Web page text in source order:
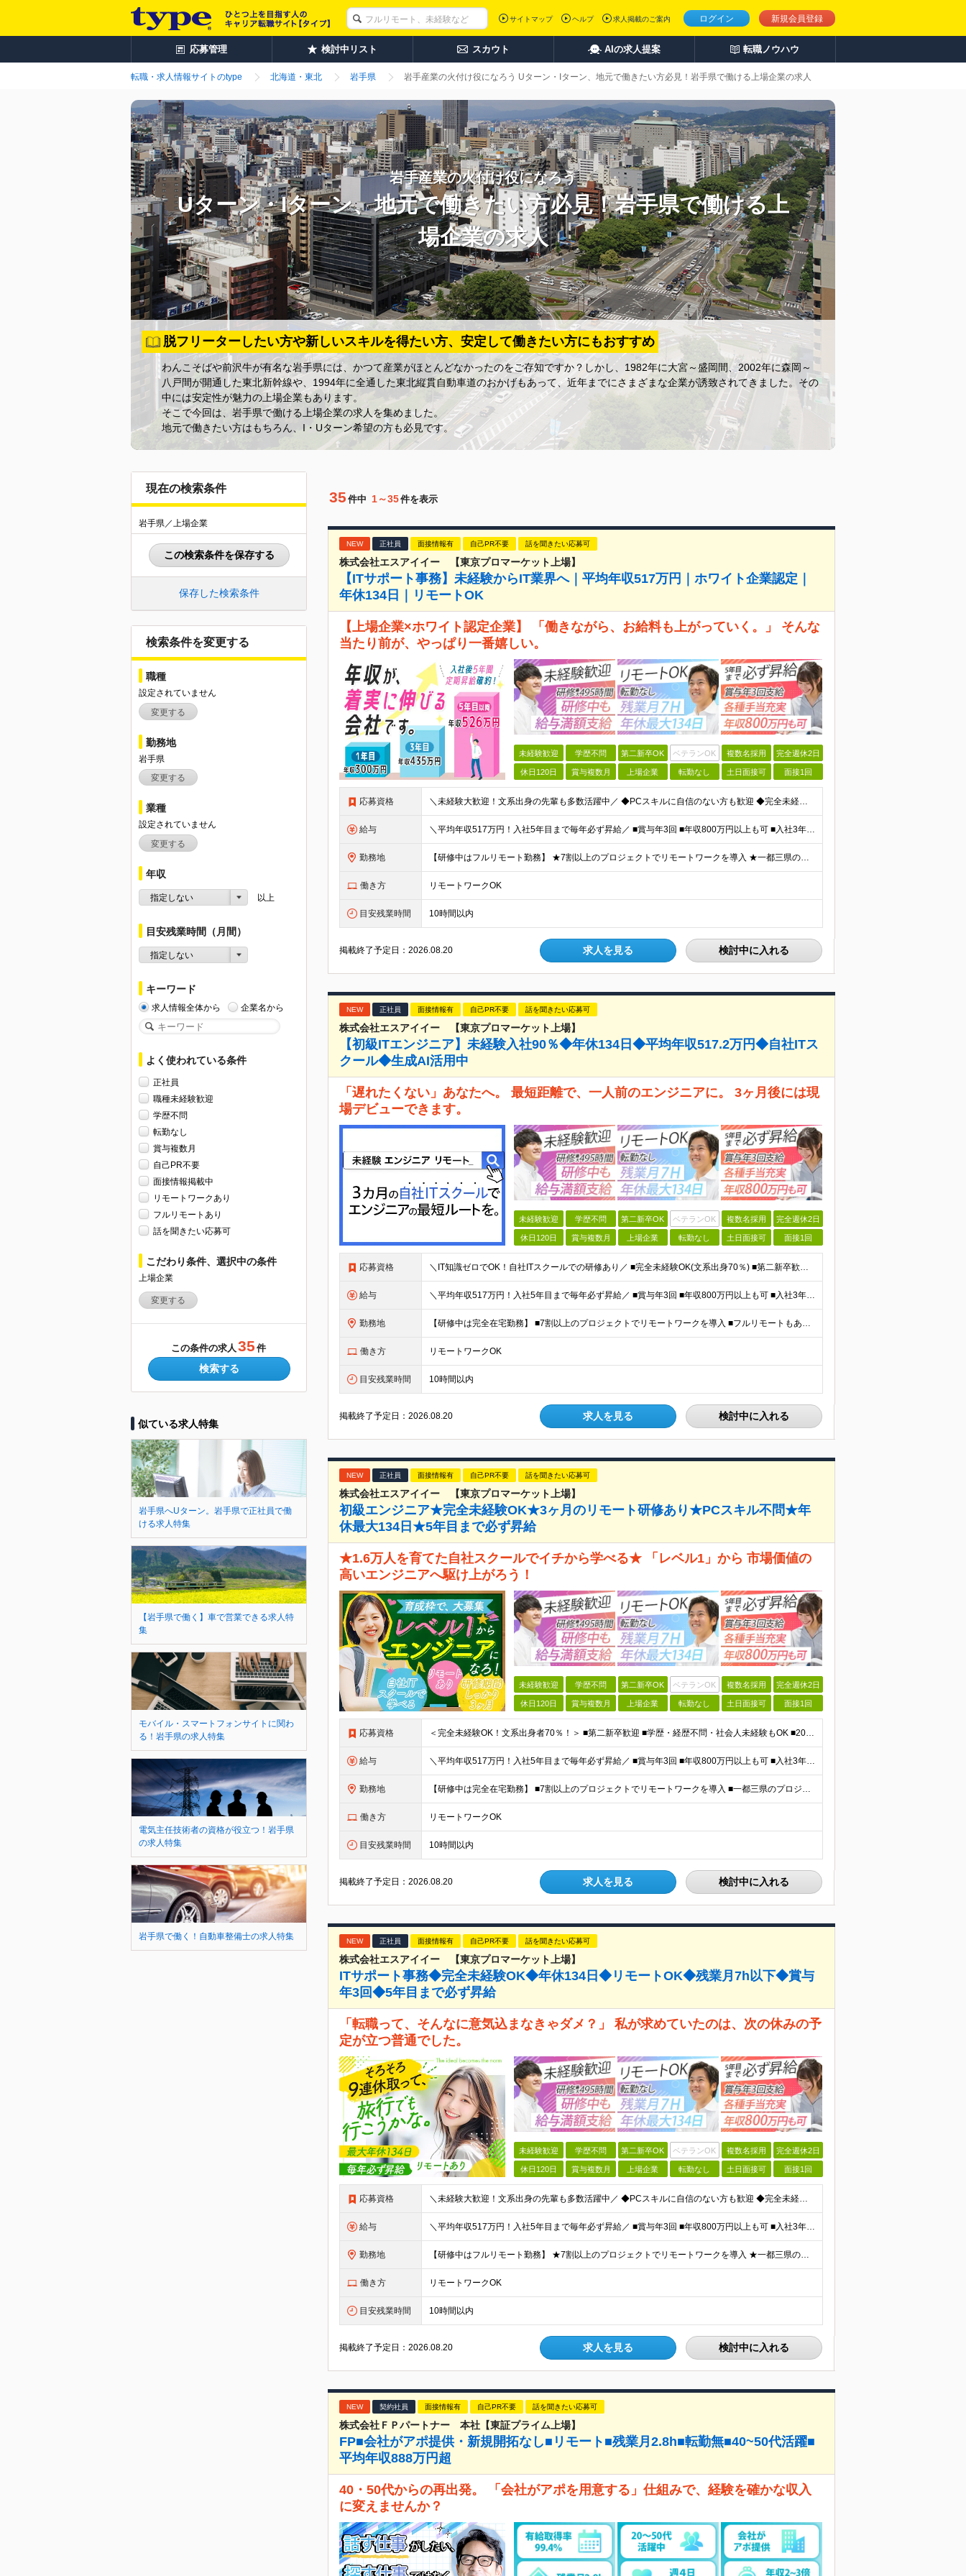
ログイン 新規会員登録
サイトマップ ヘルプ 求人掲載のご案内
応募管理 検討中リスト スカウト AIの求人提案 転職ノウハウ
転職・求人情報サイトのtype 北海道・東北 岩手県 岩手産業の火付け役になろう Uターン・Iターン、地元で働きたい方必見！岩手県で働ける上場企業の求人
岩手産業の火付け役になろう
Uターン・Iターン、地元で働きたい方必見！岩手県で働ける上
場企業の求人
脱フリーターしたい方や新しいスキルを得たい方、安定して働きたい方にもおすすめ
わんこそばや前沢牛が有名な岩手県には、かつて産業がほとんどなかったのをご存知ですか？しかし、1982年に大宮～盛岡間、2002年に森岡～
八戸間が開通した東北新幹線や、1994年に全通した東北縦貫自動車道のおかげもあって、近年までにさまざまな企業が誘致されてきました。その
中には安定性が魅力の上場企業もあります。
そこで今回は、岩手県で働ける上場企業の求人を集めました。
地元で働きたい方はもちろん、I・Uターン希望の方も必見です。
現在の検索条件
岩手県／上場企業
この検索条件を保存する
保存した検索条件
検索条件を変更する
職種
設定されていません
変更する
勤務地
岩手県
変更する
業種
設定されていません
変更する
年収
指定しない 以上
目安残業時間（月間）
指定しない
キーワード
求人情報全体から 企業名から
よく使われている条件
正社員
職種未経験歓迎
学歴不問
転勤なし
賞与複数月
自己PR不要
面接情報掲載中
リモートワークあり
フルリモートあり
話を聞きたい応募可
こだわり条件、選択中の条件
上場企業
変更する
この条件の求人 35 件
検索する
似ている求人特集
岩手県へUターン。岩手県で正社員で働
ける求人特集
【岩手県で働く】車で営業できる求人特
集
モバイル・スマートフォンサイトに関わ
る！岩手県の求人特集
電気主任技術者の資格が役立つ！岩手県
の求人特集
岩手県で働く！自動車整備士の求人特集
35 件中 1～35件を表示
NEW 正社員 面接情報有 自己PR不要 話を聞きたい応募可
株式会社エスアイイー 【東京プロマーケット上場】
【ITサポート事務】未経験からIT業界へ｜平均年収517万円｜ホワイト企業認定｜
年休134日｜リモートOK
【上場企業×ホワイト認定企業】 「働きながら、お給料も上がっていく。」 そんな
当たり前が、やっぱり一番嬉しい。
未経験歓迎 学歴不問 第二新卒OK ベテランOK 複数名採用 完全週休2日
休日120日 賞与複数月 上場企業 転勤なし 土日面接可 面接1回
応募資格 ＼未経験大歓迎！文系出身の先輩も多数活躍中／ ◆PCスキルに自信のない方も歓迎 ◆完全未経験OK ◆社会人デビューもOK ◆学歴不問 「働きながら少しずつ専門スキルを身につけたい」という意欲重視の採
給与 ＼平均年収517万円！入社5年目まで毎年必ず昇給／ ■賞与年3回 ■年収800万円以上も可 ■入社3年以上の平均年収469.2万円 月給23万2000円以上＋賞与年3回＋各種手当 ☆入社5年目まで最
勤務地 【研修中はフルリモート勤務】 ★7割以上のプロジェクトでリモートワークを導入 ★一都三県のプロジェクト先 ★転居を伴う転勤なし ＜プロジェクト先＞ 東京・神奈川・千葉・埼玉でのプロジェクト先にて勤務
働き方 リモートワークOK
目安残業時間 10時間以内
掲載終了予定日：2026.08.20 求人を見る 検討中に入れる
NEW 正社員 面接情報有 自己PR不要 話を聞きたい応募可
株式会社エスアイイー 【東京プロマーケット上場】
【初級ITエンジニア】未経験入社90％◆年休134日◆平均年収517.2万円◆自社ITス
クール◆生成AI活用中
「遅れたくない」あなたへ。 最短距離で、一人前のエンジニアに。 3ヶ月後には現
場デビューできます。
未経験歓迎 学歴不問 第二新卒OK ベテランOK 複数名採用 完全週休2日
休日120日 賞与複数月 上場企業 転勤なし 土日面接可 面接1回
応募資格 ＼IT知識ゼロでOK！自社ITスクールでの研修あり／ ■完全未経験OK(文系出身70％) ■第二新卒歓迎 ■学歴不問 └社会人未経験の方も歓迎します！ 5名以上の採用を予定しているので、同期と入社も
給与 ＼平均年収517万円！入社5年目まで毎年必ず昇給／ ■賞与年3回 ■年収800万円以上も可 ■入社3年以上の平均年収469.2万円 月給23万2000円以上＋賞与年3回＋各種手当 ☆入社5年目まで最
勤務地 【研修中は完全在宅勤務】 ■7割以上のプロジェクトでリモートワークを導入 ■フルリモートもあり ■一都三県のプロジェクト先 ■転居を伴う転勤なし ＜プロジェクト先＞ 東京・神奈川・千葉・埼玉でのプロ
働き方 リモートワークOK
目安残業時間 10時間以内
掲載終了予定日：2026.08.20 求人を見る 検討中に入れる
NEW 正社員 面接情報有 自己PR不要 話を聞きたい応募可
株式会社エスアイイー 【東京プロマーケット上場】
初級エンジニア★完全未経験OK★3ヶ月のリモート研修あり★PCスキル不問★年
休最大134日★5年目まで必ず昇給
★1.6万人を育てた自社スクールでイチから学べる★ 「レベル1」から 市場価値の
高いエンジニアへ駆け上がろう！
未経験歓迎 学歴不問 第二新卒OK ベテランOK 複数名採用 完全週休2日
休日120日 賞与複数月 上場企業 転勤なし 土日面接可 面接1回
応募資格 ＜完全未経験OK！文系出身者70％！＞ ■第二新卒歓迎 ■学歴・経歴不問・社会人未経験もOK ■20代を中心に活躍中◎ ★☆先輩たちの前職☆★ 元アパレルスタッフや塾講師、介護士、事務、営業など社員
給与 ＼平均年収517万円！入社5年目まで毎年必ず昇給／ ■賞与年3回 ■年収800万円以上も可 ■入社3年以上の平均年収469.2万円 月給23万2000円以上＋賞与年3回＋各種手当 ☆入社5年目まで最
勤務地 【研修中は完全在宅勤務】 ■7割以上のプロジェクトでリモートワークを導入 ■一都三県のプロジェクト先 ■転居を伴う転勤なし ＜プロジェクト先＞ 東京・神奈川・千葉・埼玉でのプロジェクト先にて勤務いた
働き方 リモートワークOK
目安残業時間 10時間以内
掲載終了予定日：2026.08.20 求人を見る 検討中に入れる
NEW 正社員 面接情報有 自己PR不要 話を聞きたい応募可
株式会社エスアイイー 【東京プロマーケット上場】
ITサポート事務◆完全未経験OK◆年休134日◆リモートOK◆残業月7h以下◆賞与
年3回◆5年目まで必ず昇給
「転職って、そんなに意気込まなきゃダメ？」 私が求めていたのは、次の休みの予
定が立つ普通でした。
未経験歓迎 学歴不問 第二新卒OK ベテランOK 複数名採用 完全週休2日
休日120日 賞与複数月 上場企業 転勤なし 土日面接可 面接1回
応募資格 ＼未経験大歓迎！文系出身の先輩も多数活躍中／ ◆PCスキルに自信のない方も歓迎 ◆完全未経験OK ◆社会人デビューもOK ◆学歴不問 ＊*こんなアナタにオススメです*＊ ◇事務職に興味があるが、給与
給与 ＼平均年収517万円！入社5年目まで毎年必ず昇給／ ■賞与年3回 ■年収800万円以上も可 ■入社3年以上の平均年収469.2万円 月給23万2000円以上＋賞与年3回＋各種手当 ☆入社5年目まで最
勤務地 【研修中はフルリモート勤務】 ★7割以上のプロジェクトでリモートワークを導入 ★一都三県のプロジェクト先 ★転居を伴う転勤なし ＜プロジェクト先＞ 東京・神奈川・千葉・埼玉でのプロジェクト先にて勤務
働き方 リモートワークOK
目安残業時間 10時間以内
掲載終了予定日：2026.08.20 求人を見る 検討中に入れる
NEW 契約社員 面接情報有 自己PR不要 話を聞きたい応募可
株式会社ＦＰパートナー 本社【東証プライム上場】
FP■会社がアポ提供・新規開拓なし■リモート■残業月2.8h■転勤無■40~50代活躍■
平均年収888万円超
40・50代からの再出発。 「会社がアポを用意する」仕組みで、経験を確かな収入
に変えませんか？